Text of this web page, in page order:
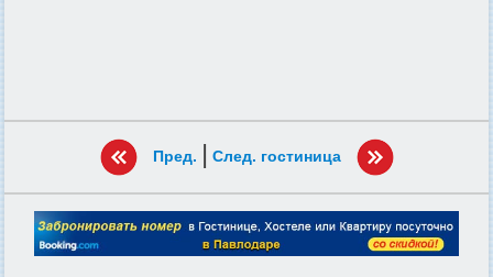
Пред. | След. гостиница